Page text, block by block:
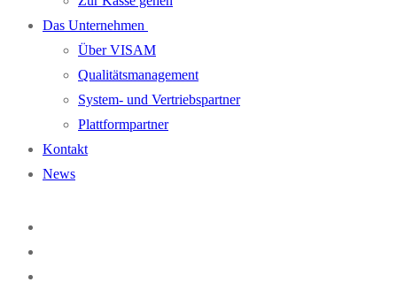
Das Unternehmen
Über VISAM
Qualitätsmanagement
System- und Vertriebspartner
Plattformpartner
Kontakt
News